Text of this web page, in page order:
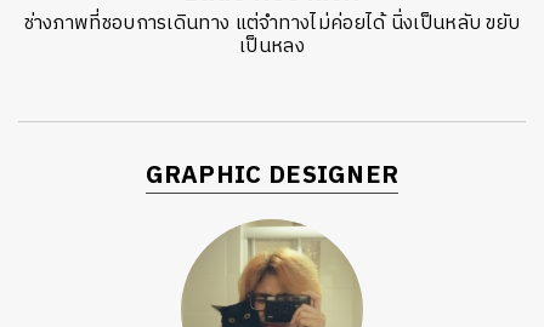
ช่างภาพที่ชอบการเดินทาง แต่จำทางไม่ค่อยได้ นิ่งเป็นหลับ ขยับ
เป็นหลง
GRAPHIC DESIGNER